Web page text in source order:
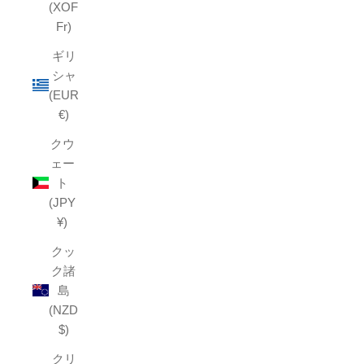
(XOF
Fr)
ギリ
シャ
(EUR
€)
クウ
ェー
ト
(JPY
¥)
クッ
ク諸
島
(NZD
$)
クリ